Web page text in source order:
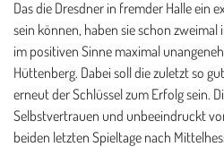
Das die Dresdner in fremder Halle ein
sein können, haben sie schon zweimal
im positiven Sinne maximal
Hüttenberg. Dabei soll die zuletzt so
erneut der Schlüssel zum Erfolg sein.
Selbstvertrauen und unbeeindruckt
beiden letzten Spieltage nach